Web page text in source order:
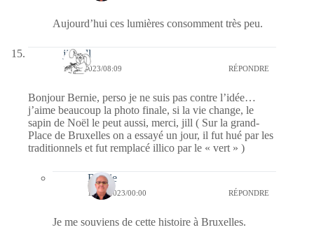
Aujourd’hui ces lumières consomment très peu.
jill bill
13/11/2023/08:09 RÉPONDRE
Bonjour Bernie, perso je ne suis pas contre l’idée…
j’aime beaucoup la photo finale, si la vie change, le
sapin de Noël le peut aussi, merci, jill ( Sur la grand-
Place de Bruxelles on a essayé un jour, il fut hué par les
traditionnels et fut remplacé illico par le « vert » )
Bernie
14/11/2023/00:00 RÉPONDRE
Je me souviens de cette histoire à Bruxelles.